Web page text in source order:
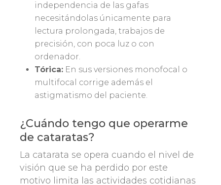
independencia de las gafas
necesitándolas únicamente para
lectura prolongada, trabajos de
precisión, con poca luz o con
ordenador.
Tórica: En sus versiones monofocal o
multifocal corrige además el
astigmatismo del paciente.
¿Cuándo tengo que operarme
de cataratas?
La catarata se opera cuando el nivel de
visión que se ha perdido por este
motivo limita las actividades cotidianas